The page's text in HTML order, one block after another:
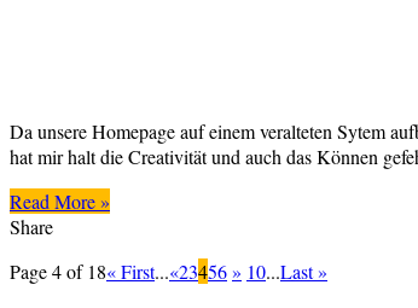
Da unsere Homepage auf einem veralteten Sytem
hat mir halt die Creativität und auch das Können
Read More »
Share
Page 4 of 18« First...«23456» 10...Last »